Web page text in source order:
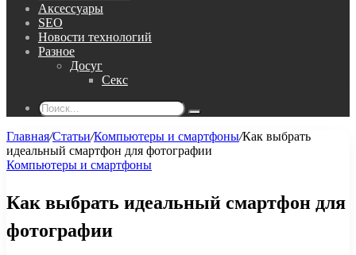
Аксессуары
SEO
Новости технологий
Разное
Досуг
Секс
Поиск...
Главная/Статьи/Компьютеры и смартфоны/Как выбрать
идеальный смартфон для фотографии
Компьютеры и смартфоны
Как выбрать идеальный смартфон для
фотографии